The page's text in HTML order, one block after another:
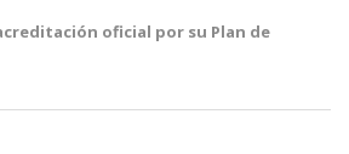
oficial por su Plan de